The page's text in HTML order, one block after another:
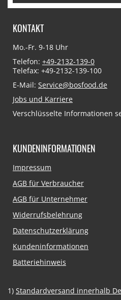
KONTAKT
Mo.-Fr. 9-18 Uhr
Telefon: +49-2132-139-0
Telefax: +49-2132-139-100
E-Mail: Service@bosfood.de
Jobs und Karriere
Verschlüsselte Informationen
KUNDENINFORMATIONEN
Navigation
Impressum
AGB für Verbraucher
AGB für Unternehmer
Widerrufsbelehrung
Datenschutzerklärung
Kundeninformationen
Batteriehinweis
1) Standardversand innerhalb